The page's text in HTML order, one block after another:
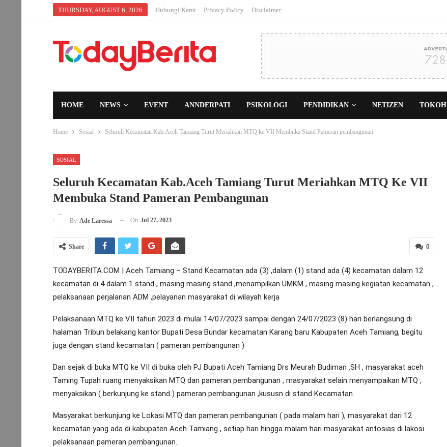
THURSDAY, AUGUST 6, 2026 Hubungi Kami Privacy Policy Disclaimer
HOME NEWS EVENT ANNDERPATI PSIKOLOGI PENDIDIKAN NETIZEN TOKOH
Home Sosial Seluruh Kecamatan Kab.Aceh Tamiang Turut Meriahkan MTQ ke VII Membuka Stand Pameran pembangunan
SOSIAL
Seluruh Kecamatan Kab.Aceh Tamiang Turut Meriahkan MTQ Ke VII
Membuka Stand Pameran Pembangunan
By Ade Laressa On Jul 27, 2023
0
Share
TODAYBERITA.COM | Aceh Tamiang – Stand Kecamatan ada (3) ,dalam (1) stand ada (4) kecamatan dalam 12
kecamatan di 4 dalam 1 stand , masing masing stand ,menampilkan UMKM , masing masing kegiatan kecamatan ,
pelaksanaan perjalanan ADM ,pelayanan masyarakat di wilayah kerja
Pelaksanaan MTQ ke VII tahun 2023 di mulai 14/07/2023 sampai dengan 24/07/2023 (8) hari berlangsung di
halaman Tribun belakang kantor Bupati Desa Bundar kecamatan Karang baru Kabupaten Aceh Tamiang, begitu
juga dengan stand kecamatan ( pameran pembangunan )
Dan sejak di buka MTQ ke VII di buka oleh PJ Bupati Aceh Tamiang Drs Meurah Budiman .SH , masyarakat aceh
Taming Tupah ruang menyaksikan MTQ dan pameran pembangunan , masyarakat selain menyampaikan MTQ ,
menyaksikan ( berkunjung ke stand ) pameran pembangunan ,kususn di stand Kecamatan
Masyarakat berkunjung ke Lokasi MTQ dan pameran pembangunan ( pada malam hari ), masyarakat dari 12
kecamatan yang ada di kabupaten Aceh Tamiang , setiap hari hingga malam hari masyarakat antosias di lakosi
pelaksanaan pameran pembangunan.